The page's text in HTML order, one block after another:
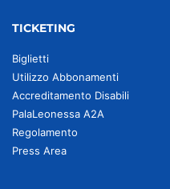
TICKETING
Biglietti
Utilizzo Abbonamenti
Accreditamento Disabili
PalaLeonessa A2A
Regolamento
Press Area